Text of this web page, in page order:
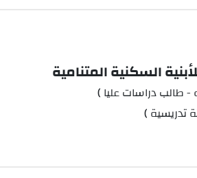
السكنية المتنامية
طالب دراسات عليا )
تدريسية )